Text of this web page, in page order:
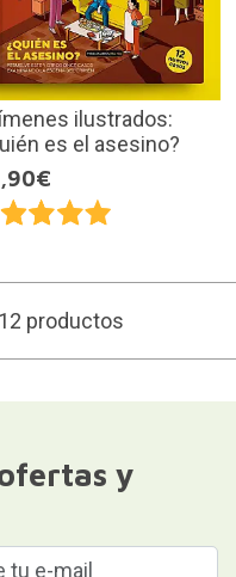
ilustrados:
es el asesino?
productos
y